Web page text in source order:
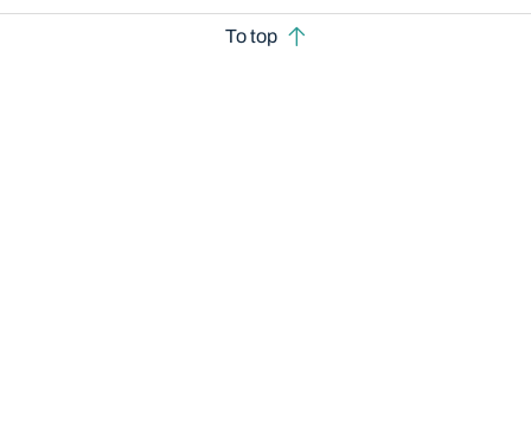
To top